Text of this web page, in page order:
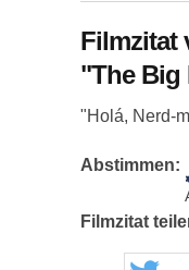
Filmzitat
"The Big
"Holá, Nerd-
Abstimmen:
Filmzitat